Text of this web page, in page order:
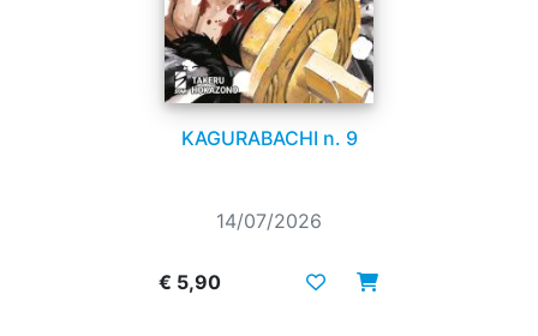
KAGURABACHI n. 9
14/07/2026
€ 5,90